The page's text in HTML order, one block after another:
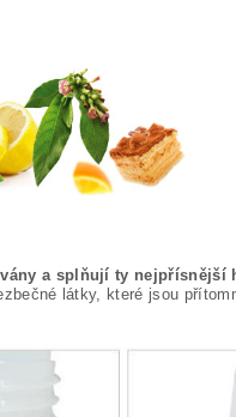
a splňují ty nejpřísnější
látky, které jsou